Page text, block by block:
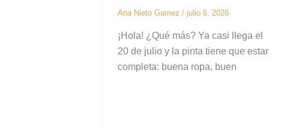
Ana Nieto Gamez / julio 6, 2026
¡Hola! ¿Qué más? Ya casi llega el
20 de julio y la pinta tiene que estar
completa: buena ropa, buen